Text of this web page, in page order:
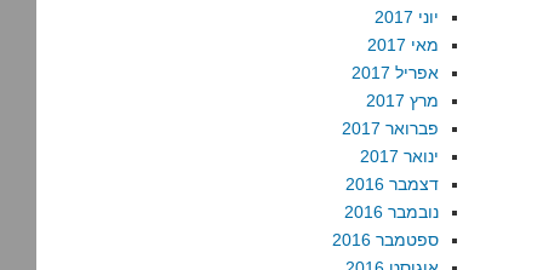
יוני 2017
מאי 2017
אפריל 2017
מרץ 2017
פברואר 2017
ינואר 2017
דצמבר 2016
נובמבר 2016
ספטמבר 2016